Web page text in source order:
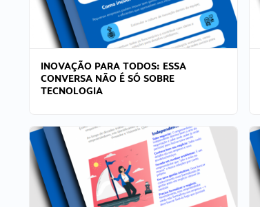
INOVAÇÃO PARA TODOS: ESSA
CONVERSA NÃO É SÓ SOBRE
TECNOLOGIA